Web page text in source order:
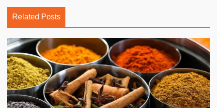
Related Posts